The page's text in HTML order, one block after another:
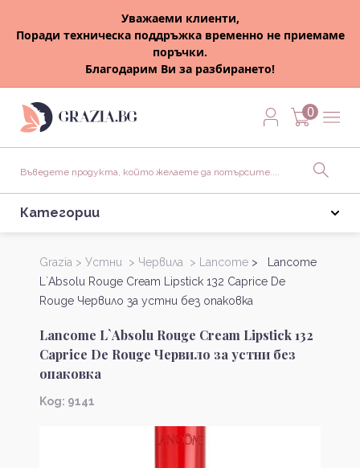
Уважаеми клиенти,
Поради техническа поддръжка временно не приемаме
поръчки.
Благодарим Ви за разбирането!
0
Категории
Grazia > Устни > Червила > Lancome > Lancome
L`Absolu Rouge Cream Lipstick 132 Caprice De
Rouge Червило за устни без опаковка
Lancome L`Absolu Rouge Cream Lipstick 132
Caprice De Rouge Червило за устни без
опаковка
Kод: 9141